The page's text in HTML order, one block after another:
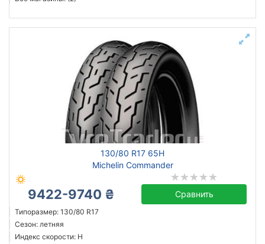
130/80 R17 65H
Michelin Commander
9422-9740 ₴ Сравнить
Типоразмер: 130/80 R17
Сезон: летняя
Индекс скорости: H